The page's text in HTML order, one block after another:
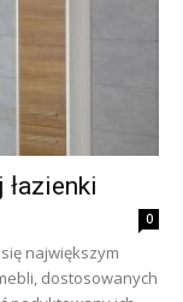
0
największym
dostosowanych